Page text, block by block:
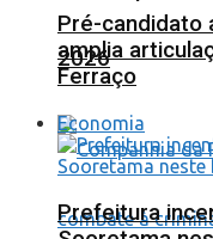
2026
Pré-candidato
amplia
Ferraço
Economia
Prefeitura